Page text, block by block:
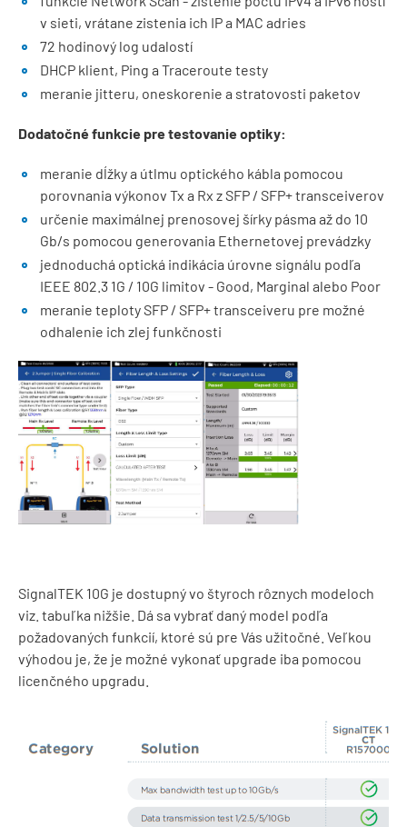
v sieti, vrátane zistenia ich IP a MAC adries
72 hodinový log udalostí
DHCP klient, Ping a Traceroute testy
meranie jitteru, oneskorenie a stratovosti paketov
Dodatočné funkcie pre testovanie optiky:
meranie dĺžky a útlmu optického kábla pomocou
porovnania výkonov Tx a Rx z SFP / SFP+ transceiverov
určenie maximálnej prenosovej šírky pásma až do 10
Gb/s pomocou generovania Ethernetovej prevádzky
jednoduchá optická indikácia úrovne signálu podľa
IEEE 802.3 1G / 10G limitov - Good, Marginal alebo Poor
meranie teploty SFP / SFP+ transceiveru pre možné
odhalenie ich zlej funkčnosti
SignalTEK 10G je dostupný vo štyroch rôznych modeloch
viz. tabuľka nižšie. Dá sa vybrať daný model podľa
požadovaných funkcií, ktoré sú pre Vás užitočné. Veľkou
výhodou je, že je možné vykonať upgrade iba pomocou
licenčného upgradu.